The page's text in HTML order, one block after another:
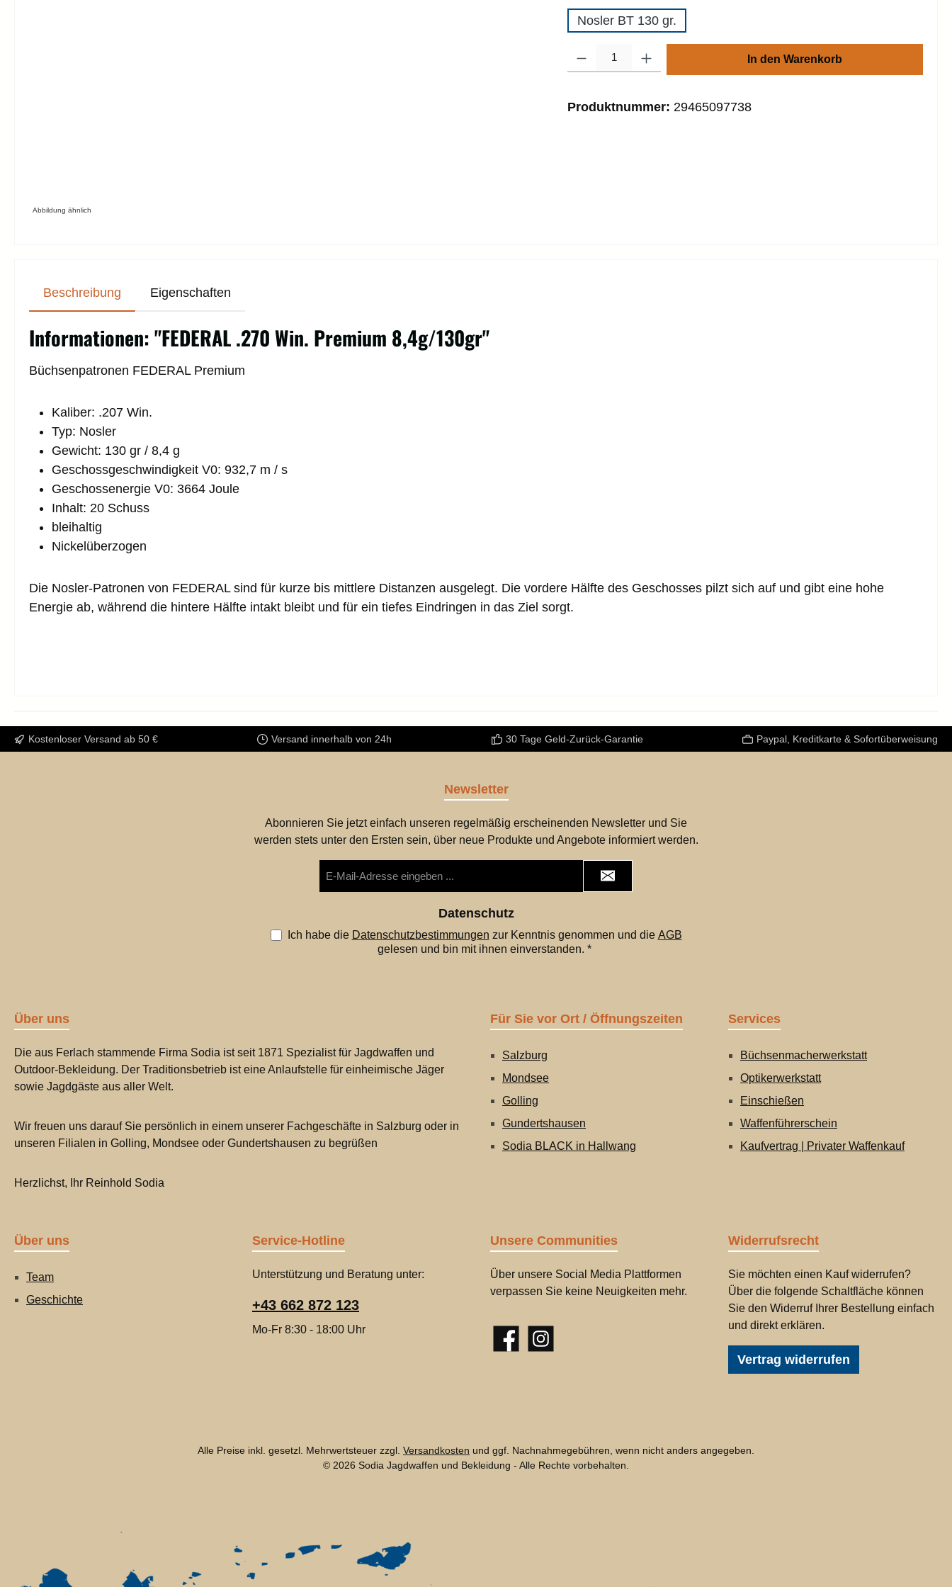
Abbildung ähnlich
Nosler BT 130 gr.
In den Warenkorb
Produktnummer: 29465097738
Beschreibung Eigenschaften
Informationen: "FEDERAL .270 Win. Premium 8,4g/130gr"
Büchsenpatronen FEDERAL Premium
Kaliber: .207 Win.
Typ: Nosler
Gewicht: 130 gr / 8,4 g
Geschossgeschwindigkeit V0: 932,7 m / s
Geschossenergie V0: 3664 Joule
Inhalt: 20 Schuss
bleihaltig
Nickelüberzogen
Die Nosler-Patronen von FEDERAL sind für kurze bis mittlere Distanzen ausgelegt. Die vordere Hälfte des Geschosses pilzt sich auf und gibt eine hohe
Energie ab, während die hintere Hälfte intakt bleibt und für ein tiefes Eindringen in das Ziel sorgt.
Kostenloser Versand ab 50 € Versand innerhalb von 24h 30 Tage Geld-Zurück-Garantie Paypal, Kreditkarte & Sofortüberweisung
Newsletter
Abonnieren Sie jetzt einfach unseren regelmäßig erscheinenden Newsletter und Sie
werden stets unter den Ersten sein, über neue Produkte und Angebote informiert werden.
Mail-
Datenschutz
Ich habe die Datenschutzbestimmungen zur Kenntnis genommen und die AGB
gelesen und bin mit ihnen einverstanden. *
Über uns
Die aus Ferlach stammende Firma Sodia ist seit 1871 Spezialist für Jagdwaffen und
Outdoor-Bekleidung. Der Traditionsbetrieb ist eine Anlaufstelle für einheimische Jäger
sowie Jagdgäste aus aller Welt.
Wir freuen uns darauf Sie persönlich in einem unserer Fachgeschäfte in Salzburg oder in
unseren Filialen in Golling, Mondsee oder Gundertshausen zu begrüßen
Herzlichst, Ihr Reinhold Sodia
Für Sie vor Ort / Öffnungszeiten
Salzburg
Mondsee
Golling
Gundertshausen
Sodia BLACK in Hallwang
Services
Büchsenmacherwerkstatt
Optikerwerkstatt
Einschießen
Waffenführerschein
Kaufvertrag | Privater Waffenkauf
Über uns
Team
Geschichte
Service-Hotline
Unterstützung und Beratung unter:
+43 662 872 123
Mo-Fr 8:30 - 18:00 Uhr
Unsere Communities
Über unsere Social Media Plattformen
verpassen Sie keine Neuigkeiten mehr.
FacebookInstagram
Widerrufsrecht
Sie möchten einen Kauf widerrufen?
Über die folgende Schaltfläche können
Sie den Widerruf Ihrer Bestellung einfach
und direkt erklären.
Vertrag widerrufen
Alle Preise inkl. gesetzl. Mehrwertsteuer zzgl. Versandkosten und ggf. Nachnahmegebühren, wenn nicht anders angegeben.
© 2026 Sodia Jagdwaffen und Bekleidung - Alle Rechte vorbehalten.